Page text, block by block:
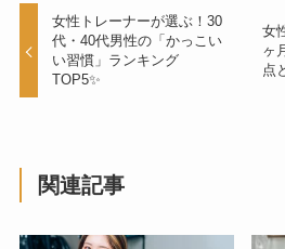
女性トレーナーが選ぶ！30
代・40代男性の「かっこい
い習慣」ランキング
TOP5✨
女
ヶ
点
関連記事